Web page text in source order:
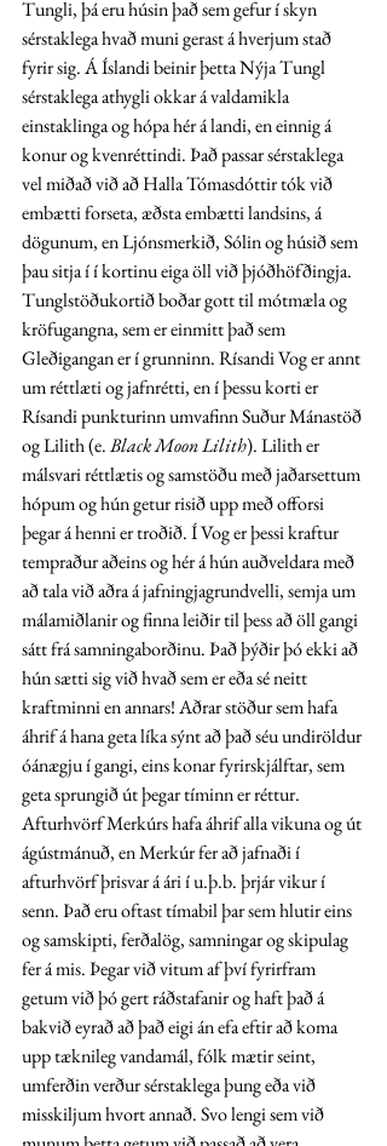
Tungli, þá eru húsin það sem gefur í skyn
sérstaklega hvað muni gerast á hverjum stað
fyrir sig. Á Íslandi beinir þetta Nýja Tungl
sérstaklega athygli okkar á valdamikla
einstaklinga og hópa hér á landi, en einnig á
konur og kvenréttindi. Það passar sérstaklega
vel miðað við að Halla Tómasdóttir tók við
embætti forseta, æðsta embætti landsins, á
dögunum, en Ljónsmerkið, Sólin og húsið sem
þau sitja í í kortinu eiga öll við þjóðhöfðingja.
Tunglstöðukortið boðar gott til mótmæla og
kröfugangna, sem er einmitt það sem
Gleðigangan er í grunninn. Rísandi Vog er annt
um réttlæti og jafnrétti, en í þessu korti er
Rísandi punkturinn umvafinn Suður Mánastöð
og Lilith (e. Black Moon Lilith). Lilith er
málsvari réttlætis og samstöðu með jaðarsettum
hópum og hún getur risið upp með offorsi
þegar á henni er troðið. Í Vog er þessi kraftur
tempraður aðeins og hér á hún auðveldara með
að tala við aðra á jafningjagrundvelli, semja um
málamiðlanir og finna leiðir til þess að öll gangi
sátt frá samningaborðinu. Það þýðir þó ekki að
hún sætti sig við hvað sem er eða sé neitt
kraftminni en annars! Aðrar stöður sem hafa
áhrif á hana geta líka sýnt að það séu undiröldur
óánægju í gangi, eins konar fyrirskjálftar, sem
geta sprungið út þegar tíminn er réttur.
Afturhvörf Merkúrs hafa áhrif alla vikuna og út
ágústmánuð, en Merkúr fer að jafnaði í
afturhvörf þrisvar á ári í u.þ.b. þrjár vikur í
senn. Það eru oftast tímabil þar sem hlutir eins
og samskipti, ferðalög, samningar og skipulag
fer á mis. Þegar við vitum af því fyrirfram
getum við þó gert ráðstafanir og haft það á
bakvið eyrað að það eigi án efa eftir að koma
upp tæknileg vandamál, fólk mætir seint,
umferðin verður sérstaklega þung eða við
misskiljum hvort annað. Svo lengi sem við